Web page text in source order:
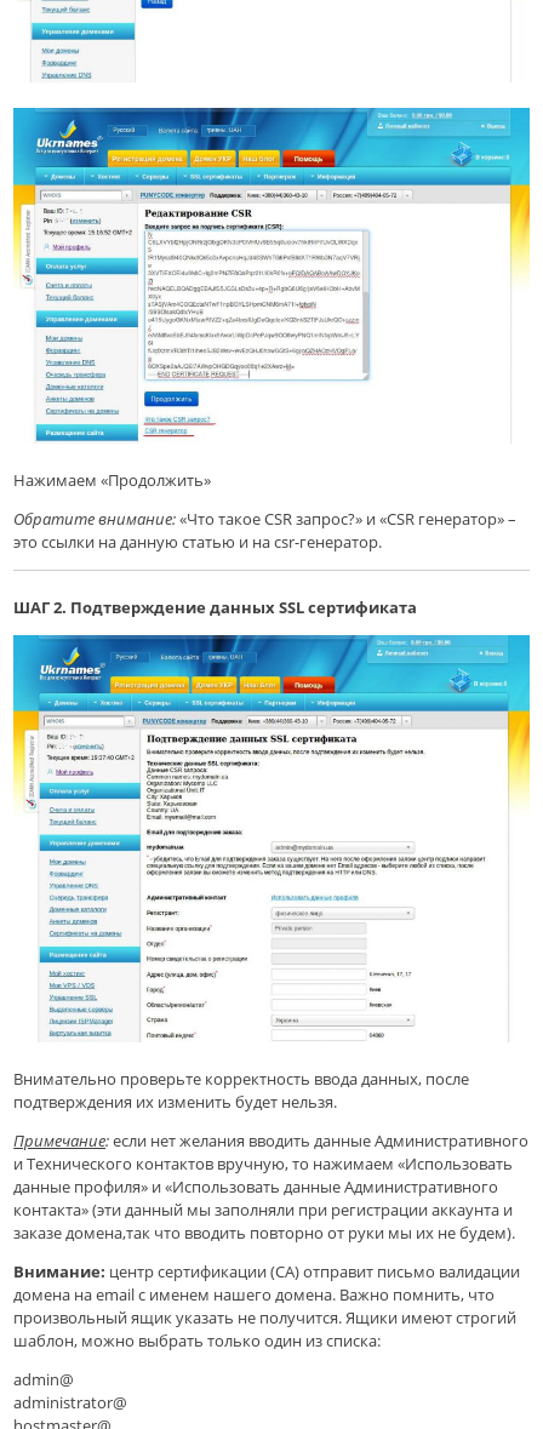
Нажимаем «Продолжить»
Обратите внимание:«Что такое CSR запрос?» и «CSR генератор» –
это ссылки на данную статью и наcsr-генератор.
ШАГ 2. Подтверждение данных SSL сертификата
Внимательно проверьте корректность ввода данных, после
подтверждения их изменить будет нельзя.
Примечание:если нет желания вводить данные Административного
и Технического контактов вручную, то нажимаем «Использовать
данные профиля» и «Использовать данные Административного
контакта» (эти данный мы заполняли при регистрации аккаунта и
заказе домена,так что вводить повторно от руки мы их не будем).
Внимание: центр сертификации (CA)отправит письмо валидации
домена наemailс именем нашего домена. Важно помнить, что
произвольный ящик указать не получится. Ящики имеют строгий
шаблон, можно выбрать только один изсписка:
admin@
administrator@